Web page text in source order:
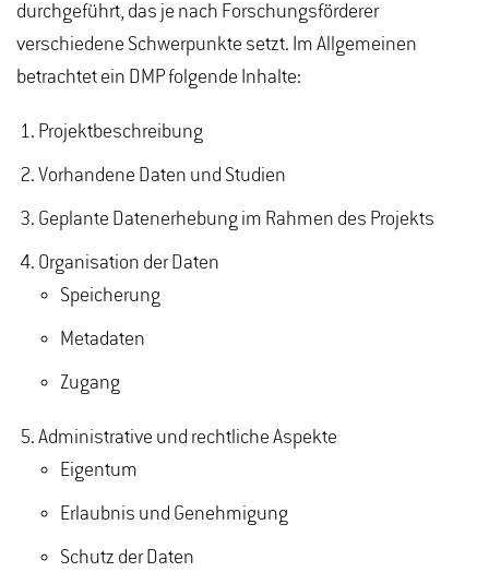
durchgeführt, das je nach Forschungsförderer
verschiedene Schwerpunkte setzt. Im Allgemeinen
betrachtet ein DMP folgende Inhalte:
Projektbeschreibung
Vorhandene Daten und Studien
Geplante Datenerhebung im Rahmen des Projekts
Organisation der Daten
Speicherung
Metadaten
Zugang
Administrative und rechtliche Aspekte
Eigentum
Erlaubnis und Genehmigung
Schutz der Daten